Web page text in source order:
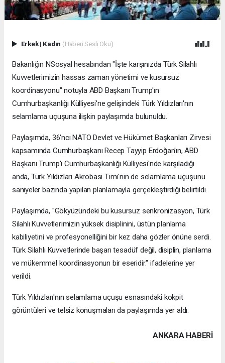
Erkek| Kadın (Haberi Sesli Oku)
Bakanlığın NSosyal hesabından "İşte karşınızda Türk Silahlı
Kuvvetlerimizin hassas zaman yönetimi ve kusursuz
koordinasyonu" notuyla ABD Başkanı Trump'ın
Cumhurbaşkanlığı Külliyesi'ne gelişindeki Türk Yıldızları'nın
selamlama uçuşuna ilişkin paylaşımda bulunuldu.
Paylaşımda, 36'ncı NATO Devlet ve Hükümet Başkanları Zirvesi
kapsamında Cumhurbaşkanı Recep Tayyip Erdoğan'ın, ABD
Başkanı Trump'ı Cumhurbaşkanlığı Külliyesi'nde karşıladığı
anda, Türk Yıldızları Akrobasi Timi'nin de selamlama uçuşunu
saniyeler bazında yapılan planlamayla gerçekleştirdiği belirtildi.
Paylaşımda, "Gökyüzündeki bu kusursuz senkronizasyon, Türk
Silahlı Kuvvetlerimizin yüksek disiplinini, üstün planlama
kabiliyetini ve profesyonelliğini bir kez daha gözler önüne serdi.
Türk Silahlı Kuvvetlerinde başarı tesadüf değil, disiplin, planlama
ve mükemmel koordinasyonun bir eseridir." ifadelerine yer
verildi.
Türk Yıldızları'nın selamlama uçuşu esnasındaki kokpit
görüntüleri ve telsiz konuşmaları da paylaşımda yer aldı.
ANKARA HABERİ